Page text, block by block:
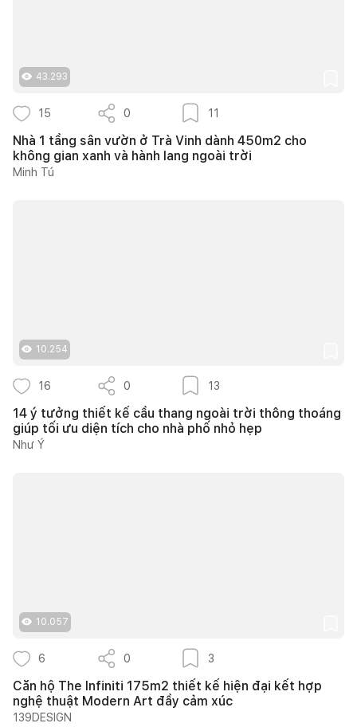
43.293
15 0 11
Nhà 1 tầng sân vườn ở Trà Vinh dành 450m2 cho
không gian xanh và hành lang ngoài trời
Minh Tú
10.254
16 0 13
14 ý tưởng thiết kế cầu thang ngoài trời thông thoáng
giúp tối ưu diện tích cho nhà phố nhỏ hẹp
Như Ý
10.057
6 0 3
Căn hộ The Infiniti 175m2 thiết kế hiện đại kết hợp
nghệ thuật Modern Art đầy cảm xúc
139DESIGN